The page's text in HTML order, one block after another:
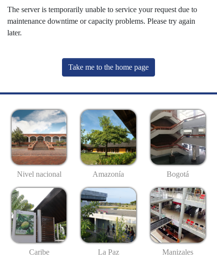
The server is temporarily unable to service your request due to
maintenance downtime or capacity problems. Please try again
later.
Take me to the home page
Nivel nacional Amazonía Bogotá
Caribe La Paz Manizales